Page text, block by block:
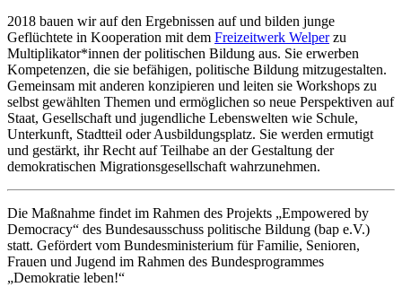
2018 bauen wir auf den Ergebnissen auf und bilden junge
Geflüchtete in Kooperation mit dem Freizeitwerk Welperzu
Multiplikator*innen der politischen Bildung aus. Sie erwerben
Kompetenzen, die sie befähigen, politische Bildung mitzugestalten.
Gemeinsam mit anderen konzipieren und leiten sie Workshops zu
selbst gewählten Themen und ermöglichen so neue Perspektiven auf
Staat, Gesellschaft und jugendliche Lebenswelten wie Schule,
Unterkunft, Stadtteil oder Ausbildungsplatz. Sie werden ermutigt
und gestärkt, ihr Recht auf Teilhabe an der Gestaltung der
demokratischen Migrationsgesellschaft wahrzunehmen.
Die Maßnahme findet im Rahmen des Projekts „Empowered by
Democracy“ des Bundesausschuss politische Bildung (bap e.V.)
statt. Gefördert vom Bundesministerium für Familie, Senioren,
Frauen und Jugend im Rahmen des Bundesprogrammes
„Demokratie leben!“